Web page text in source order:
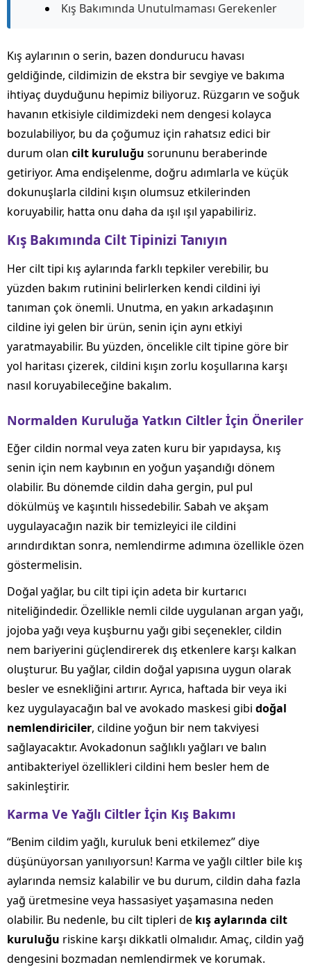
Kış Bakımında Unutulmaması Gerekenler
Kış aylarının o serin, bazen dondurucu havası
geldiğinde, cildimizin de ekstra bir sevgiye ve bakıma
ihtiyaç duyduğunu hepimiz biliyoruz. Rüzgarın ve soğuk
havanın etkisiyle cildimizdeki nem dengesi kolayca
bozulabiliyor, bu da çoğumuz için rahatsız edici bir
durum olan cilt kuruluğu sorununu beraberinde
getiriyor. Ama endişelenme, doğru adımlarla ve küçük
dokunuşlarla cildini kışın olumsuz etkilerinden
koruyabilir, hatta onu daha da ışıl ışıl yapabiliriz.
Kış Bakımında Cilt Tipinizi Tanıyın
Her cilt tipi kış aylarında farklı tepkiler verebilir, bu
yüzden bakım rutinini belirlerken kendi cildini iyi
tanıman çok önemli. Unutma, en yakın arkadaşının
cildine iyi gelen bir ürün, senin için aynı etkiyi
yaratmayabilir. Bu yüzden, öncelikle cilt tipine göre bir
yol haritası çizerek, cildini kışın zorlu koşullarına karşı
nasıl koruyabileceğine bakalım.
Normalden Kuruluğa Yatkın Ciltler İçin Öneriler
Eğer cildin normal veya zaten kuru bir yapıdaysa, kış
senin için nem kaybının en yoğun yaşandığı dönem
olabilir. Bu dönemde cildin daha gergin, pul pul
dökülmüş ve kaşıntılı hissedebilir. Sabah ve akşam
uygulayacağın nazik bir temizleyici ile cildini
arındırdıktan sonra, nemlendirme adımına özellikle özen
göstermelisin.
Doğal yağlar, bu cilt tipi için adeta bir kurtarıcı
niteliğindedir. Özellikle nemli cilde uygulanan argan yağı,
jojoba yağı veya kuşburnu yağı gibi seçenekler, cildin
nem bariyerini güçlendirerek dış etkenlere karşı kalkan
oluşturur. Bu yağlar, cildin doğal yapısına uygun olarak
besler ve esnekliğini artırır. Ayrıca, haftada bir veya iki
kez uygulayacağın bal ve avokado maskesi gibi doğal
nemlendiriciler, cildine yoğun bir nem takviyesi
sağlayacaktır. Avokadonun sağlıklı yağları ve balın
antibakteriyel özellikleri cildini hem besler hem de
sakinleştirir.
Karma Ve Yağlı Ciltler İçin Kış Bakımı
“Benim cildim yağlı, kuruluk beni etkilemez” diye
düşünüyorsan yanılıyorsun! Karma ve yağlı ciltler bile kış
aylarında nemsiz kalabilir ve bu durum, cildin daha fazla
yağ üretmesine veya hassasiyet yaşamasına neden
olabilir. Bu nedenle, bu cilt tipleri de kış aylarında cilt
kuruluğu riskine karşı dikkatli olmalıdır. Amaç, cildin yağ
dengesini bozmadan nemlendirmek ve korumak.